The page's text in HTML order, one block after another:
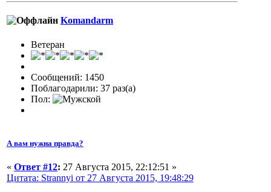
Komandarm
Ветеран
Сообщений: 1450
Поблагодарили: 37 раз(а)
Пол:
А вам нужна правда?
« Ответ #12: 27 Августа 2015, 22:12:51 »
Цитата: Strannyi от 27 Августа 2015, 19:48:29